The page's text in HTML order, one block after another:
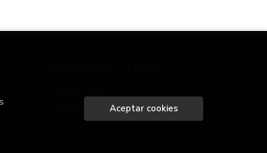
Pedidos especialesAceptar cookies